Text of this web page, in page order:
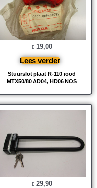
Stuurslot plaat R-110 rood
MTX50/80 AD04, HD06 NOS
€ 19,00
Lees verder
€ 29,90